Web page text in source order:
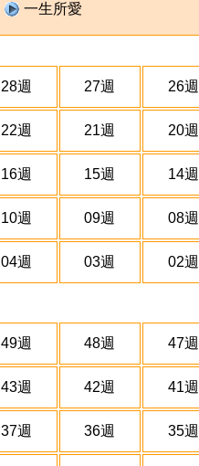
一生所愛
28週 27週 26週
22週 21週 20週
16週 15週 14週
10週 09週 08週
04週 03週 02週
49週 48週 47週
43週 42週 41週
37週 36週 35週